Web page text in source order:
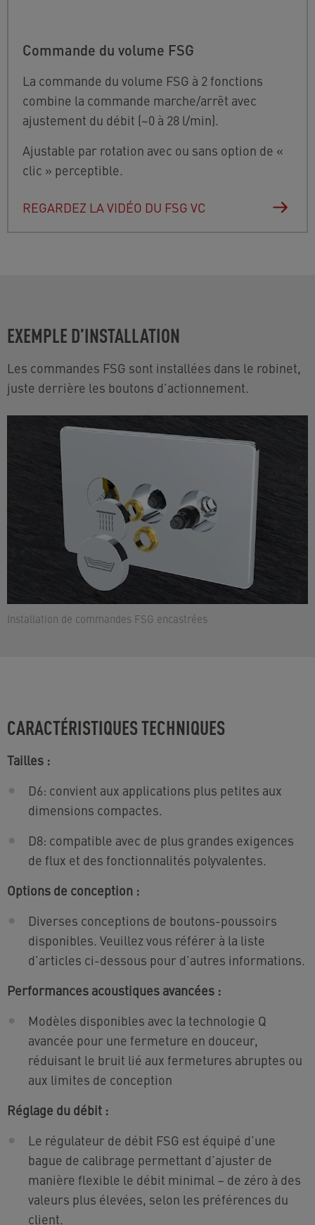
Commande du volume FSG
La commande du volume FSG à 2 fonctions
combine la commande marche/arrêt avec
ajustement du débit (~0 à 28 l/min).
Ajustable par rotation avec ou sans option de «
clic » perceptible.
REGARDEZ LA VIDÉO DU FSG VC
Installation de commandes FSG encastrées
EXEMPLE D’INSTALLATION
Les commandes FSG sont installées dans le robinet,
juste derrière les boutons d’actionnement.
CARACTÉRISTIQUES TECHNIQUES
Tailles :
D6: convient aux applications plus petites aux
dimensions compactes.
D8: compatible avec de plus grandes exigences
de flux et des fonctionnalités polyvalentes.
Options de conception :
Diverses conceptions de boutons-poussoirs
disponibles. Veuillez vous référer à la liste
d’articles ci-dessous pour d’autres informations.
Performances acoustiques avancées :
Modèles disponibles avec la technologie Q
avancée pour une fermeture en douceur,
réduisant le bruit lié aux fermetures abruptes ou
aux limites de conception
Réglage du débit :
Le régulateur de débit FSG est équipé d’une
bague de calibrage permettant d’ajuster de
manière flexible le débit minimal – de zéro à des
valeurs plus élevées, selon les préférences du
client.